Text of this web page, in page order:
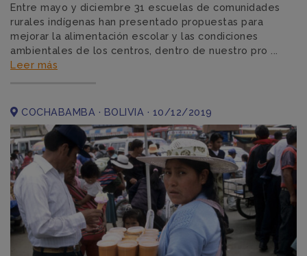
Entre mayo y diciembre 31 escuelas de comunidades
rurales indígenas han presentado propuestas para
mejorar la alimentación escolar y las condiciones
ambientales de los centros, dentro de nuestro pro ...
Leer más
COCHABAMBA · BOLIVIA · 10/12/2019